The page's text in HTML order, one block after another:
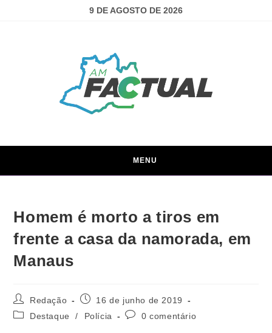
9 DE AGOSTO DE 2026
MENU
Homem é morto a tiros em
frente a casa da namorada, em
Manaus
Redação
16 de junho de 2019
Destaque
/ Polícia 0 comentário